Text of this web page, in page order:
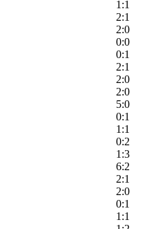
1:1
2:1
2:0
0:0
0:1
2:1
2:0
2:0
5:0
0:1
1:1
0:2
1:3
6:2
2:1
2:0
0:1
1:1